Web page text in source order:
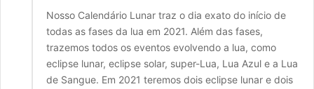
Nosso Calendário Lunar traz o dia exato do início de
todas as fases da lua em 2021. Além das fases,
trazemos todos os eventos evolvendo a lua, como
eclipse lunar, eclipse solar, super-Lua, Lua Azul e a Lua
de Sangue. Em 2021 teremos dois eclipse lunar e dois